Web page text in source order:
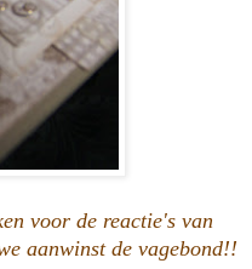
voor de reactie's van
aanwinst de vagebond!!